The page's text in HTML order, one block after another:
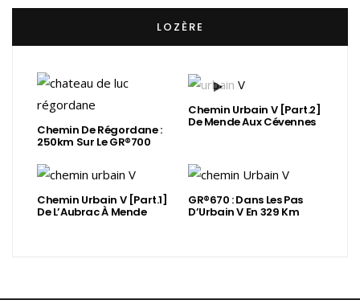
LOZÈRE
Chemin De Régordane :
250km Sur Le GR®700
Chemin Urbain V [Part.2]
De Mende Aux Cévennes
Chemin Urbain V [Part.1]
De L’Aubrac À Mende
GR®670 : Dans Les Pas
D’Urbain V En 329 Km